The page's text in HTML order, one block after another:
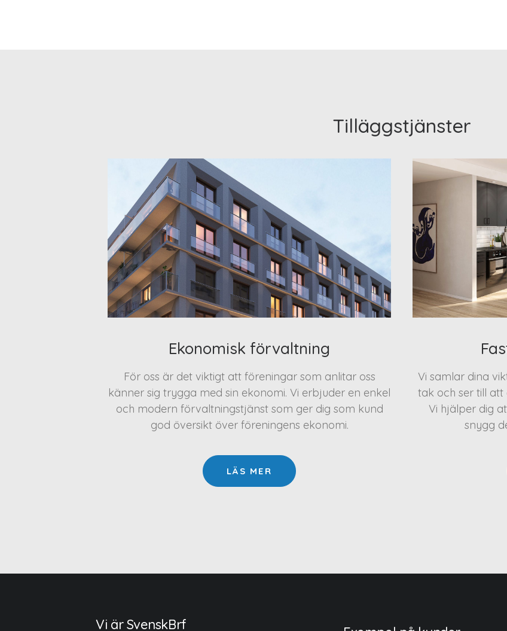
Tilläggstjänster
Ekonomisk förvaltning
För oss är det viktigt att föreningar som anlitar oss
känner sig trygga med sin ekonomi. Vi erbjuder en enkel
och modern förvaltningstjänst som ger dig som kund
god översikt över föreningens ekonomi.
LÄS MER
Vi samlar dina
tak och ser till
Vi hjälper dig
snygg
Vi är SvenskBrf